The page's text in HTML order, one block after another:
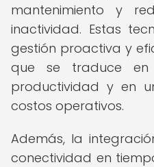
mantenimiento y
inactividad. Estas
gestión proactiva y
que se traduce
productividad y en
costos operativos.
Además, la
conectividad en